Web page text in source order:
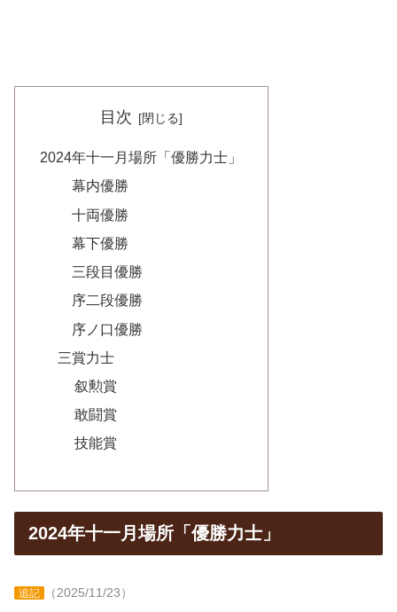
目次
2024年十一月場所「優勝力士」
幕内優勝
十両優勝
幕下優勝
三段目優勝
序二段優勝
序ノ口優勝
三賞力士
叙勲賞
敢闘賞
技能賞
2024年十一月場所「優勝力士」
追記 （2025/11/23）